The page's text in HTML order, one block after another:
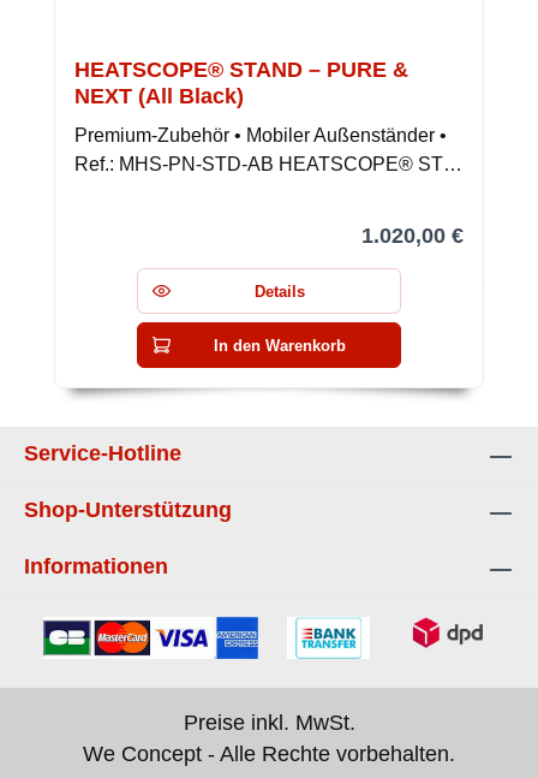
HEATSCOPE® STAND – PURE &
NEXT (All Black)
Premium-Zubehör • Mobiler Außenständer •
Ref.: MHS-PN-STD-AB HEATSCOPE® ST…
1.020,00 €
Details
In den Warenkorb
Service-Hotline
Shop-Unterstützung
Informationen
Preise inkl. MwSt.
We Concept - Alle Rechte vorbehalten.